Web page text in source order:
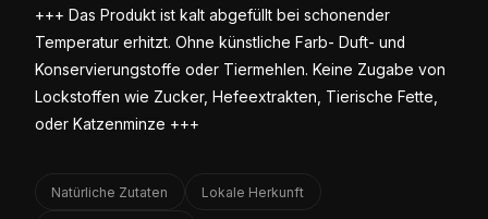
+++ Das Produkt ist kalt abgefüllt bei schonender
Temperatur erhitzt. Ohne künstliche Farb- Duft- und
Konservierungstoffe oder Tiermehlen. Keine Zugabe von
Lockstoffen wie Zucker, Hefeextrakten, Tierische Fette,
oder Katzenminze +++
Natürliche Zutaten Lokale Herkunft